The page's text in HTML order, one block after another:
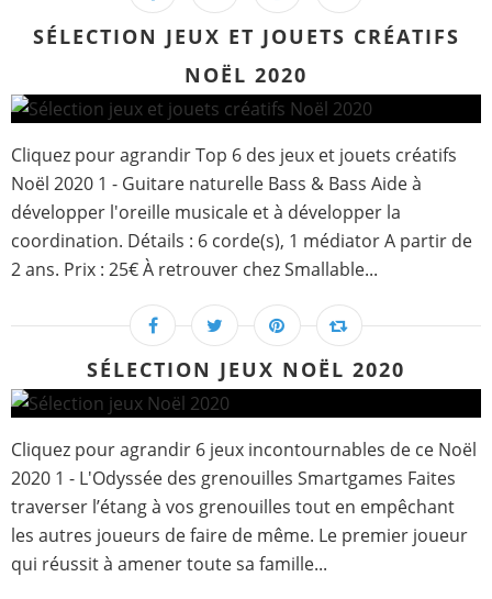
SÉLECTION JEUX ET JOUETS CRÉATIFS
NOËL 2020
Cliquez pour agrandir Top 6 des jeux et jouets créatifs
Noël 2020 1 - Guitare naturelle Bass & Bass Aide à
développer l'oreille musicale et à développer la
coordination. Détails : 6 corde(s), 1 médiator A partir de
2 ans. Prix : 25€ À retrouver chez Smallable...
SÉLECTION JEUX NOËL 2020
Cliquez pour agrandir 6 jeux incontournables de ce Noël
2020 1 - L'Odyssée des grenouilles Smartgames Faites
traverser l’étang à vos grenouilles tout en empêchant
les autres joueurs de faire de même. Le premier joueur
qui réussit à amener toute sa famille...